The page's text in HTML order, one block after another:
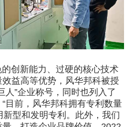
创新能力、过硬的核心技术
益高等优势，风华邦科被授
人”企业称号，同时也列入了
目前，风华邦科拥有专利数量
型和发明专利。此外，我们